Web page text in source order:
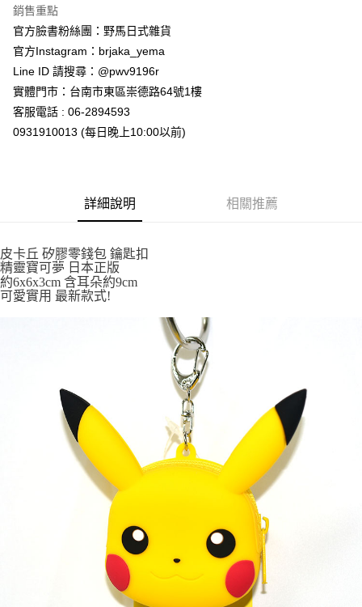
聯邦商業銀行
元大商業銀行
台新國際商業銀行
台灣樂天信用卡公司
悠遊付
Google Pay
ATM付款
運送方式
付款後全家取貨
7-11取貨付款
每筆NT$65，滿NT$999(含以上)免運費
每筆NT$65，滿NT$999(含以上)免運費
每筆NT$100，滿NT$999(含以上)免運費
銷售重點
官方臉書粉絲團：野馬日式雜貨
官方Instagram：brjaka_yema
Line ID 請搜尋：@pwv9196r
實體門市：台南市東區崇德路64號1樓
客服電話 : 06-2894593
0931910013 (每日晚上10:00以前)
詳細說明 相關推薦
皮卡丘 矽膠零錢包 鑰匙扣
精靈寶可夢 日本正版
約6x6x3cm 含耳朵約9cm
可愛實用 最新款式!